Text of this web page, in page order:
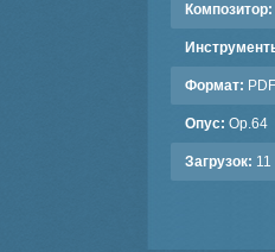
Композитор:
Формат: PDF
Опус: Op.64
Загрузок: 11